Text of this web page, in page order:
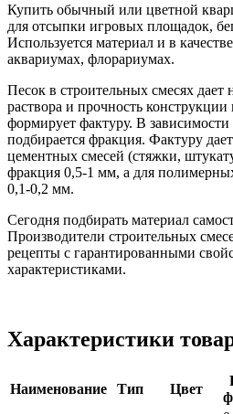
Купить обычный или цветной
для отсыпки игровых площадок,
Используется материал и в
аквариумах, флорариумах.
Песок в строительных смесях дает
раствора и прочность
формирует фактуру. В зависимости
подбирается фракция. Фактуру
цементных смесей (стяжки,
фракция 0,5-1 мм, а для
0,1-0,2 мм.
Сегодня подбирать материал
Производители строительных
рецепты с гарантированными
характеристиками.
Характеристики
Наименование Тип Цвет